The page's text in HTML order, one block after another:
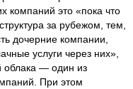
компаний это «пока что
за рубежом, тем,
дочерние компании,
услуги через них»,
облака — один из
При этом